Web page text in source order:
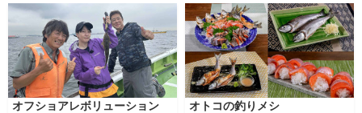
オフショアレボリューション
オトコの釣りメシ